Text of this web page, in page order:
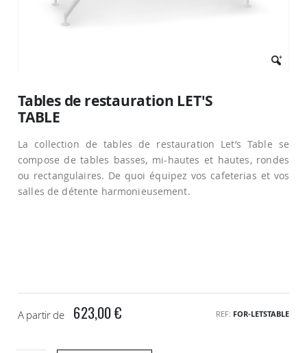
début
de
Galerie
d’images
Tables de restauration LET'S
TABLE
La collection de tables de restauration Let’s Table se
compose de tables basses, mi-hautes et hautes, rondes
ou rectangulaires. De quoi équipez vos cafeterias et vos
salles de détente harmonieusement.
A partir de 623,00 € REF FOR-LETSTABLE